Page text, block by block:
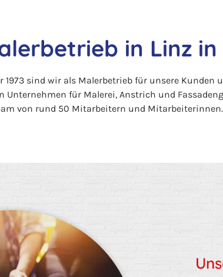
in Linz
1973 sind wir als Malerbetrieb für unsere
Unternehmen für Malerei, Anstrich und
von rund 50 Mitarbeitern und Mitarbeiterinnen.